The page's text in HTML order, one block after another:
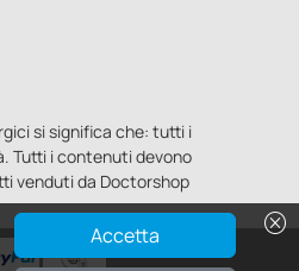
si significa che: tutti i
Tutti i contenuti devono
venduti da Doctorshop
cancel
Accetta